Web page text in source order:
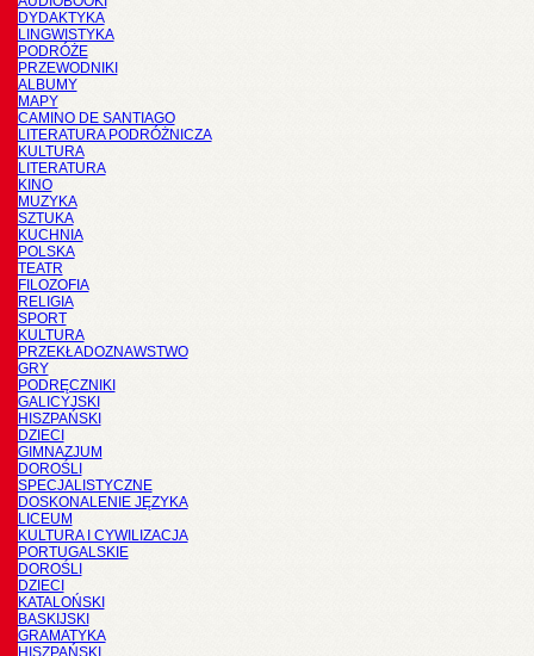
DYDAKTYKA
LINGWISTYKA
PODRÓŻE
PRZEWODNIKI
ALBUMY
MAPY
CAMINO DE SANTIAGO
LITERATURA PODRÓŻNICZA
KULTURA
LITERATURA
KINO
MUZYKA
SZTUKA
KUCHNIA
POLSKA
TEATR
FILOZOFIA
RELIGIA
SPORT
KULTURA
PRZEKŁADOZNAWSTWO
GRY
PODRĘCZNIKI
GALICYJSKI
HISZPAŃSKI
DZIECI
GIMNAZJUM
DOROŚLI
SPECJALISTYCZNE
DOSKONALENIE JĘZYKA
LICEUM
KULTURA I CYWILIZACJA
PORTUGALSKIE
DOROŚLI
DZIECI
KATALOŃSKI
BASKIJSKI
GRAMATYKA
HISZPAŃSKI